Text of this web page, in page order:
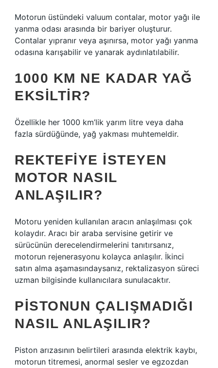
Motorun üstündeki valuum contalar, motor yağı ile
yanma odası arasında bir bariyer oluşturur.
Contalar yıpranır veya aşınırsa, motor yağı yanma
odasına karışabilir ve yanarak aydınlatılabilir.
1000 KM NE KADAR YAĞ
EKSILTIR?
Özellikle her 1000 km’lik yarım litre veya daha
fazla sürdüğünde, yağ yakması muhtemeldir.
REKTEFIYE ISTEYEN
MOTOR NASIL
ANLAŞILIR?
Motoru yeniden kullanılan aracın anlaşılması çok
kolaydır. Aracı bir araba servisine getirir ve
sürücünün derecelendirmelerini tanıtırsanız,
motorun rejenerasyonu kolayca anlaşılır. İkinci
satın alma aşamasındaysanız, rektalizasyon süreci
uzman bilgisinde kullanıcılara sunulacaktır.
PISTONUN ÇALIŞMADIĞI
NASIL ANLAŞILIR?
Piston arızasının belirtileri arasında elektrik kaybı,
motorun titremesi, anormal sesler ve egzozdan